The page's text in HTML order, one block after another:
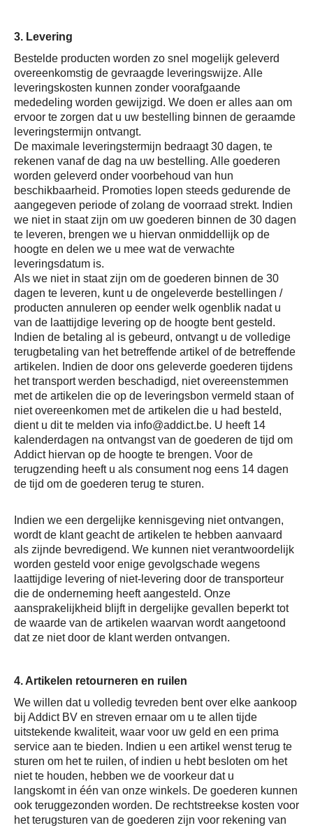
3. Levering
Bestelde producten worden zo snel mogelijk geleverd
overeenkomstig de gevraagde leveringswijze. Alle
leveringskosten kunnen zonder voorafgaande
mededeling worden gewijzigd. We doen er alles aan om
ervoor te zorgen dat u uw bestelling binnen de geraamde
leveringstermijn ontvangt.
De maximale leveringstermijn bedraagt 30 dagen, te
rekenen vanaf de dag na uw bestelling. Alle goederen
worden geleverd onder voorbehoud van hun
beschikbaarheid. Promoties lopen steeds gedurende de
aangegeven periode of zolang de voorraad strekt. Indien
we niet in staat zijn om uw goederen binnen de 30 dagen
te leveren, brengen we u hiervan onmiddellijk op de
hoogte en delen we u mee wat de verwachte
leveringsdatum is.
Als we niet in staat zijn om de goederen binnen de 30
dagen te leveren, kunt u de ongeleverde bestellingen /
producten annuleren op eender welk ogenblik nadat u
van de laattijdige levering op de hoogte bent gesteld.
Indien de betaling al is gebeurd, ontvangt u de volledige
terugbetaling van het betreffende artikel of de betreffende
artikelen. Indien de door ons geleverde goederen tijdens
het transport werden beschadigd, niet overeenstemmen
met de artikelen die op de leveringsbon vermeld staan of
niet overeenkomen met de artikelen die u had besteld,
dient u dit te melden via info@addict.be. U heeft 14
kalenderdagen na ontvangst van de goederen de tijd om
Addict hiervan op de hoogte te brengen. Voor de
terugzending heeft u als consument nog eens 14 dagen
de tijd om de goederen terug te sturen.
Indien we een dergelijke kennisgeving niet ontvangen,
wordt de klant geacht de artikelen te hebben aanvaard
als zijnde bevredigend. We kunnen niet verantwoordelijk
worden gesteld voor enige gevolgschade wegens
laattijdige levering of niet-levering door de transporteur
die de onderneming heeft aangesteld. Onze
aansprakelijkheid blijft in dergelijke gevallen beperkt tot
de waarde van de artikelen waarvan wordt aangetoond
dat ze niet door de klant werden ontvangen.
4. Artikelen retourneren en ruilen
We willen dat u volledig tevreden bent over elke aankoop
bij Addict BV en streven ernaar om u te allen tijde
uitstekende kwaliteit, waar voor uw geld en een prima
service aan te bieden. Indien u een artikel wenst terug te
sturen om het te ruilen, of indien u hebt besloten om het
niet te houden, hebben we de voorkeur dat u
langskomt in één van onze winkels. De goederen kunnen
ook teruggezonden worden. De rechtstreekse kosten voor
het terugsturen van de goederen zijn voor rekening van